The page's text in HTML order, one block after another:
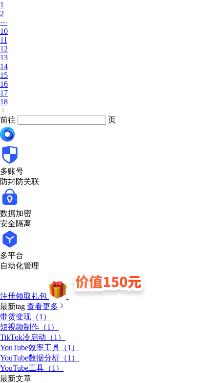
1
2
···
10
11
12
13
14
15
16
17
18
前往 页
多账号
防封防关联
数据加密
安全隔离
多平台
自动化管理
注册领取礼包
最新tag 查看更多
带货变现（1）
短视频制作（1）
TikTok冷启动（1）
YouTube效率工具（1）
YouTube数据分析（1）
YouTube工具（1）
最新文章